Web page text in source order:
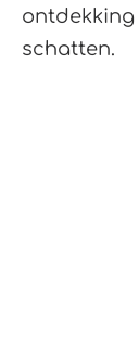
schatten.